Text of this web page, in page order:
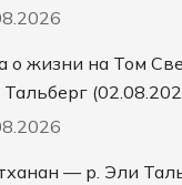
о жизни на Том
— р. Эли